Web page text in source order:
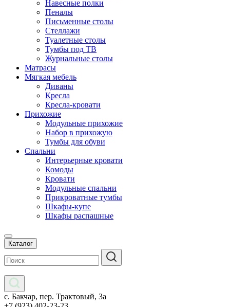
Навесные полки
Пеналы
Письменные столы
Стеллажи
Туалетные столы
Тумбы под ТВ
Журнальные столы
Матрасы
Мягкая мебель
Диваны
Кресла
Кресла-кровати
Прихожие
Модульные прихожие
Набор в прихожую
Тумбы для обуви
Спальни
Интерьерные кровати
Комоды
Кровати
Модульные спальни
Прикроватные тумбы
Шкафы-купе
Шкафы распашные
Каталог
с. Бакчар, пер. Трактовый, 3а